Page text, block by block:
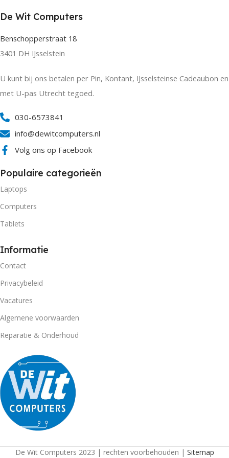
De Wit Computers
Benschopperstraat 18
3401 DH IJsselstein
U kunt bij ons betalen per Pin, Kontant, IJsselsteinse Cadeaubon en
met U-pas Utrecht tegoed.
030-6573841
info@dewitcomputers.nl
Volg ons op Facebook
Populaire categorieën
Laptops
Computers
Tablets
Informatie
Contact
Privacybeleid
Vacatures
Algemene voorwaarden
Reparatie & Onderhoud
De Wit Computers 2023 | rechten voorbehouden | Sitemap